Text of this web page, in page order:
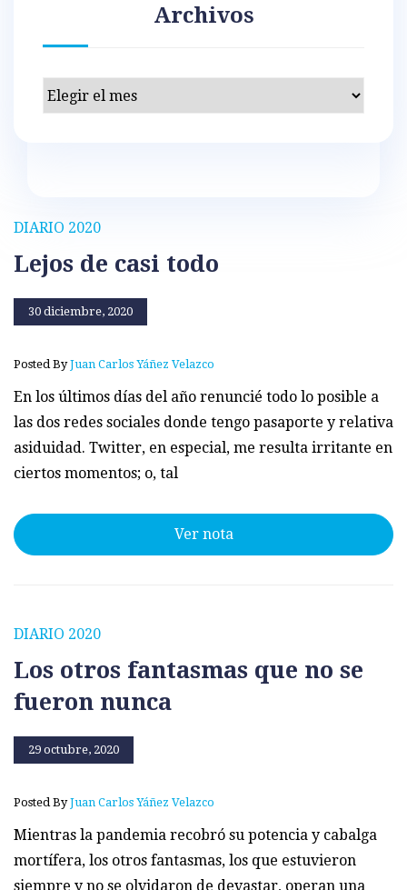
DIARIO 2020
Lejos de casi todo
30 diciembre, 2020
Posted ByJuan Carlos Yáñez Velazco
En los últimos días del año renuncié todo lo posible a
las dos redes sociales donde tengo pasaporte y relativa
asiduidad. Twitter, en especial, me resulta irritante en
ciertos momentos; o, tal
Ver nota
DIARIO 2020
Los otros fantasmas que no se
fueron nunca
29 octubre, 2020
Posted ByJuan Carlos Yáñez Velazco
Mientras la pandemia recobró su potencia y cabalga
mortífera, los otros fantasmas, los que estuvieron
siempre y no se olvidaron de devastar, operan una
Archivos
Archivos